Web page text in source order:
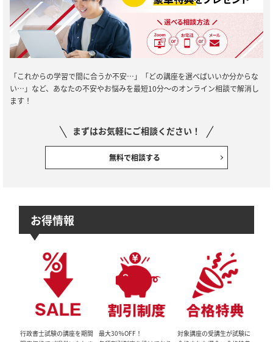
「これからの学習で間に合うか不安…」「どの講座を選べばいいか分からな
い…」など、あなたの不安やお悩みを最短10分～のオンライン相談で解消し
ます！
まずはお気軽にご相談ください！
無料で相談する
お得情報
行政書士試験の講座を期間
最大30％OFF！
対象講座の受講生が試験に